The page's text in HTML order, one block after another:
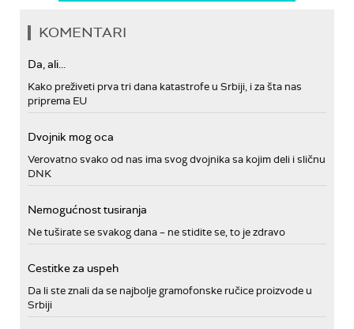
KOMENTARI
Da, ali...
Kako preživeti prva tri dana katastrofe u Srbiji, i za šta nas
priprema EU
Dvojnik mog oca
Verovatno svako od nas ima svog dvojnika sa kojim deli i sličnu
DNK
Nemogućnost tusiranja
Ne tuširate se svakog dana – ne stidite se, to je zdravo
Cestitke za uspeh
Da li ste znali da se najbolje gramofonske ručice proizvode u
Srbiji